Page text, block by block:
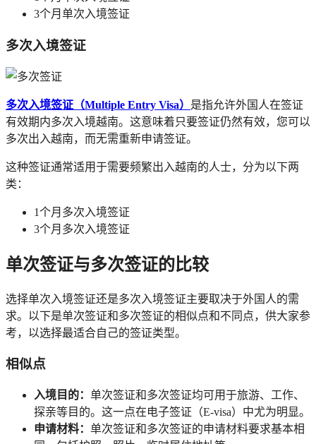
3个月单次入境签证
多次入境签证
多次入境签证（Multiple Entry Visa） 是指允许外国人在签证
有效期内多次入境越南。这意味着只要签证仍然有效，您可以
多次出入越南，而无需重新申请签证。
这种签证通常适用于需要频繁出入越南的人士，分为以下两
类：
1个月多次入境签证
3个月多次入境签证
单次签证与多次签证的比较
选择单次入境签证还是多次入境签证主要取决于外国人的需
求。以下是单次签证和多次签证的相似点和不同点，供大家参
考，以选择最适合自己的签证类型。
相似点
入境目的： 单次签证和多次签证均可用于旅游、工作、
探亲等目的。这一点在电子签证（E-visa）中尤为明显。
申请材料： 单次签证和多次签证的申请材料要求基本相